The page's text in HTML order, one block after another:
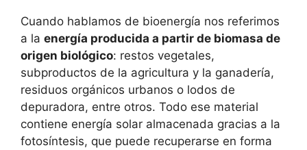
Cuando hablamos de bioenergía nos referimos
a la energía producida a partir de biomasa de
origen biológico: restos vegetales,
subproductos de la agricultura y la ganadería,
residuos orgánicos urbanos o lodos de
depuradora, entre otros. Todo ese material
contiene energía solar almacenada gracias a la
fotosíntesis, que puede recuperarse en forma